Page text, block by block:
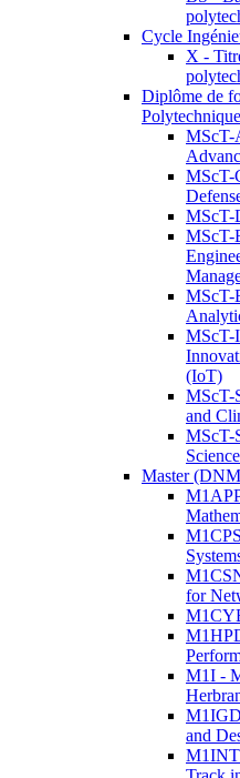
Cycle
X -
Diplôme de
MScT-
MScT-
MScT-
MScT-
MScT-
MScT-
(IoT)
MScT-
and
MScT-
Master
for
M1I -
and